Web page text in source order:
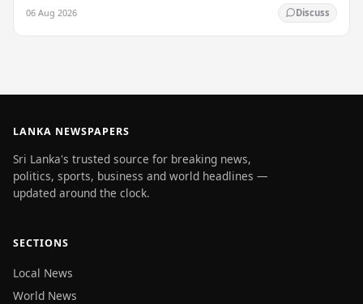
06 Aug 2026 Discuss
LANKA NEWSPAPERS
Sri Lanka's trusted source for breaking news,
politics, sports, business and world headlines —
updated around the clock.
SECTIONS
Local News
World News